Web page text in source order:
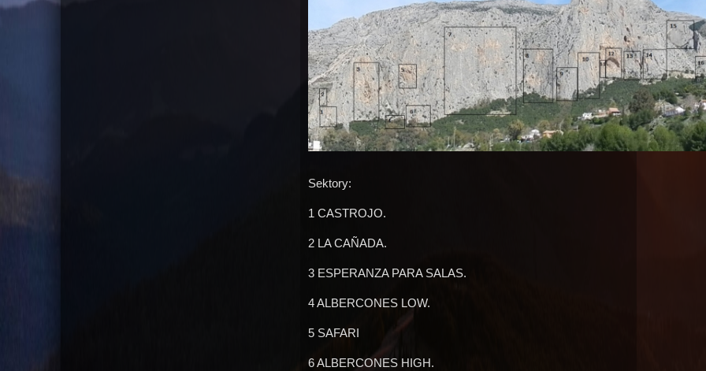
Sektory:
1 CASTROJO.
2 LA CAÑADA.
3 ESPERANZA PARA SALAS.
4 ALBERCONES LOW.
5 SAFARI
6 ALBERCONES HIGH.